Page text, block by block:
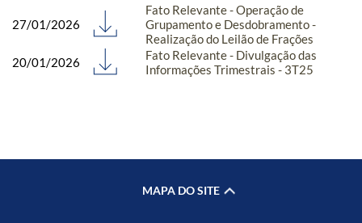
27/01/2026
Fato Relevante - Operação de
Grupamento e Desdobramento -
Realização do Leilão de Frações
20/01/2026
Fato Relevante - Divulgação das
Informações Trimestrais - 3T25
MAPA DO SITE